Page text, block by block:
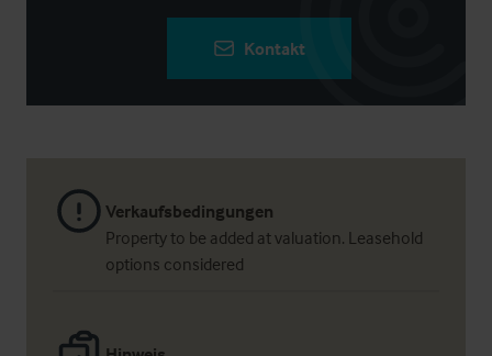
Verkaufsbedingungen
Property to be added at valuation. Leasehold
options considered
Kontakt